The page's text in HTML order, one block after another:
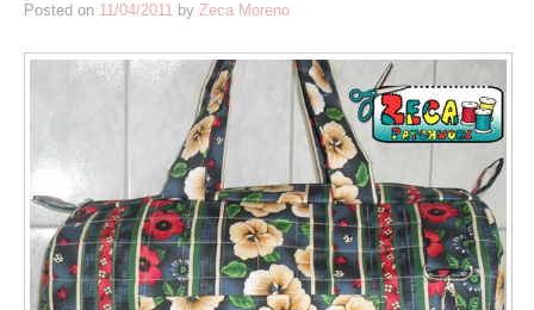
Posted on 11/04/2011 by Zeca Moreno